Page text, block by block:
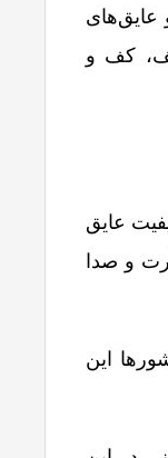
کف و
عایق
و صدا
این